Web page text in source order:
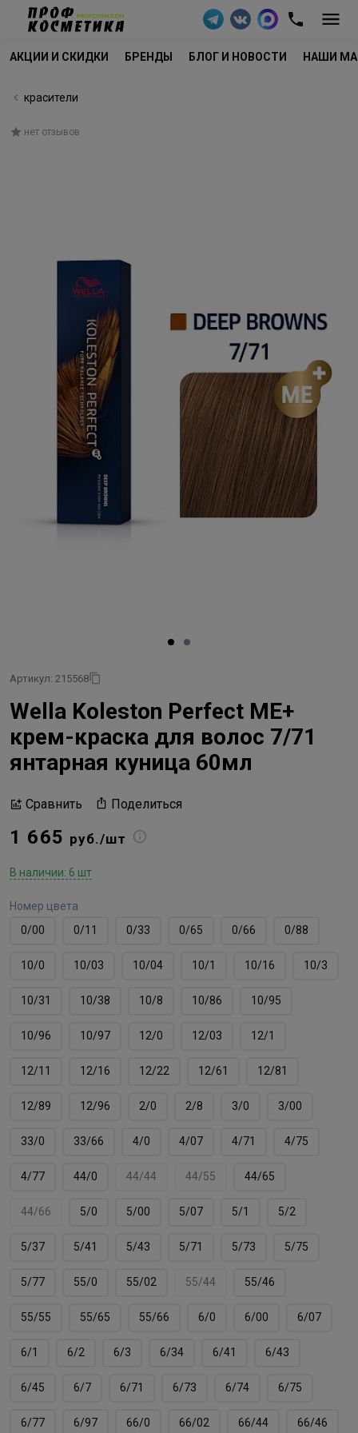
АКЦИИ И СКИДКИ БРЕНДЫ БЛОГ И НОВОСТИ НАШИ
красители
нет отзывов
Артикул: 215568
Wella Koleston Perfect ME+
крем-краска для волос 7/71
янтарная куница 60мл
Сравнить Поделиться
1 665 руб./шт
В наличии: 6 шт
Номер цвета
0/00
0/11 0/33 0/65 0/66 0/88
10/0 10/03 10/04 10/1 10/16 10/3
10/31 10/38 10/8 10/86 10/95
10/96 10/97 12/0 12/03 12/1
12/11 12/16 12/22 12/61 12/81
12/89 12/96 2/0 2/8 3/0 3/00
33/0 33/66 4/0 4/07 4/71 4/75
4/77 44/0 44/44 44/55 44/65
44/66 5/0 5/00 5/07 5/1 5/2
5/37 5/41 5/43 5/71 5/73 5/75
5/77 55/0 55/02 55/44 55/46
55/55 55/65 55/66 6/0 6/00 6/07
6/1 6/2 6/3 6/34 6/41 6/43
6/45 6/7 6/71 6/73 6/74 6/75
6/77 6/97 66/0 66/02 66/44 66/46